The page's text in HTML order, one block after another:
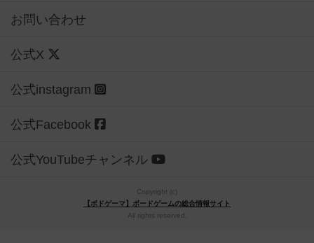
お問い合わせ
公式X
公式instagram
公式Facebook
公式YouTubeチャンネル
Copyright (c)
【ボドゲーマ】ボードゲームの総合情報サイト
All rights reserved.